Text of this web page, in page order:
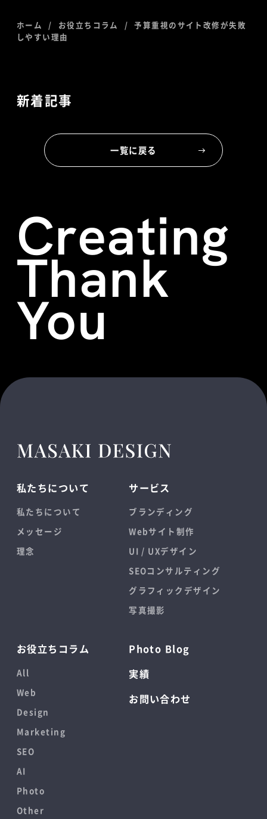
ホーム お役立ちコラム
予算重視のサイト改修が失敗
しやすい理由
新着記事
一覧に戻る
Creating
Thank
You
私たちについて
私たちについて
メッセージ
理念
サービス
ブランディング
Webサイト制作
UI / UXデザイン
SEOコンサルティング
グラフィックデザイン
写真撮影
お役立ちコラム
All
Web
Design
Marketing
SEO
AI
Photo
Other
Photo Blog
実績
お問い合わせ